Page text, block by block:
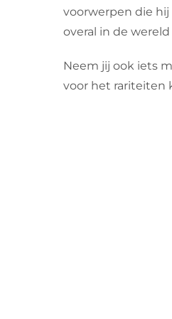
voorwerpen die
overal in de
Neem jij ook iets
voor het rariteiten